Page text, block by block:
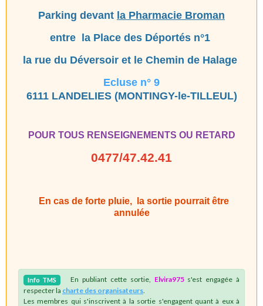
Parking devant la Pharmacie Broman
entre la Place des Déportés n°1
la rue du Déversoir et le Chemin de Halage
Ecluse n° 9
6111 LANDELIES (MONTINGY-le-TILLEUL)
POUR TOUS RENSEIGNEMENTS OU RETARD
0477/47.42.41
En cas de forte pluie, la sortie pourrait être
annulée
Info TMS En publiant cette sortie, Elvira975s'est engagée à
respecter la charte des organisateurs
Les membres qui s'inscrivent à la sortie s'engagent quant à eux à